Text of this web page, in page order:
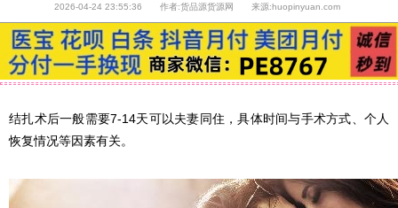
2026-04-24 23:55:36 作者:货品源货源网 来源:huopinyuan.com
结扎术后一般需要7-14天可以夫妻同住，具体时间与手术方式、个人
恢复情况等因素有关。